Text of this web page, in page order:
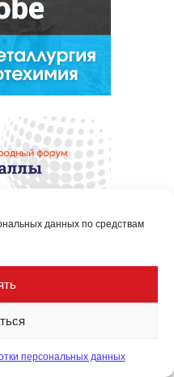
данных по средствам
персональных данных